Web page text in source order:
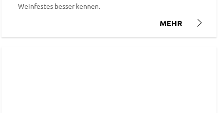
Weinfestes besser kennen.
MEHR